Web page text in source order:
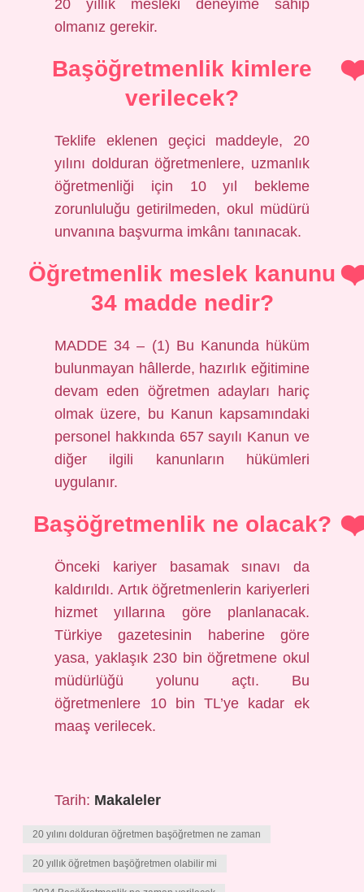
20 yıllık mesleki deneyime sahip
olmanız gerekir.
Başöğretmenlik kimlere
verilecek?
Teklife eklenen geçici maddeyle, 20
yılını dolduran öğretmenlere, uzmanlık
öğretmenliği için 10 yıl bekleme
zorunluluğu getirilmeden, okul müdürü
unvanına başvurma imkânı tanınacak.
Öğretmenlik meslek kanunu
34 madde nedir?
MADDE 34 – (1) Bu Kanunda hüküm
bulunmayan hâllerde, hazırlık eğitimine
devam eden öğretmen adayları hariç
olmak üzere, bu Kanun kapsamındaki
personel hakkında 657 sayılı Kanun ve
diğer ilgili kanunların hükümleri
uygulanır.
Başöğretmenlik ne olacak?
Önceki kariyer basamak sınavı da
kaldırıldı. Artık öğretmenlerin kariyerleri
hizmet yıllarına göre planlanacak.
Türkiye gazetesinin haberine göre
yasa, yaklaşık 230 bin öğretmene okul
müdürlüğü yolunu açtı. Bu
öğretmenlere 10 bin TL’ye kadar ek
maaş verilecek.
Tarih: Makaleler
20 yılını dolduran öğretmen başöğretmen ne zaman
20 yıllık öğretmen başöğretmen olabilir mi